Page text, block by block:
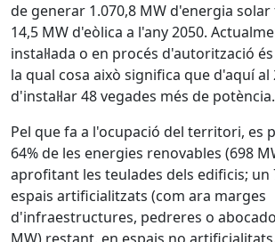
de generar 1.070,8 MW d'energia
14,5 MW d'eòlica a l'any 2050.
instal·lada o en procés d'autorització
la qual cosa això significa que d'aquí al
d'instal·lar 48 vegades més de potència.
Pel que fa a l'ocupació del territori, es
64% de les energies renovables (698
aprofitant les teulades dels edificis; un
espais artificialitzats (com ara marges
d'infraestructures, pedreres o